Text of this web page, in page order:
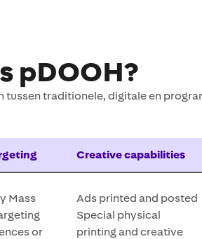
pDOOH?
tussen traditionele, digitale en
Creative capabilities
Mass
or
Ads printed and posted​
Special physical
printing and creative